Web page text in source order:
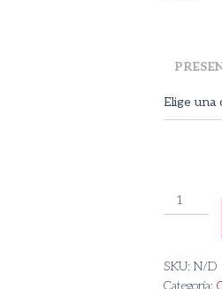
Pigmento
Azul
cantidad
SKU: N/D
Categoría: